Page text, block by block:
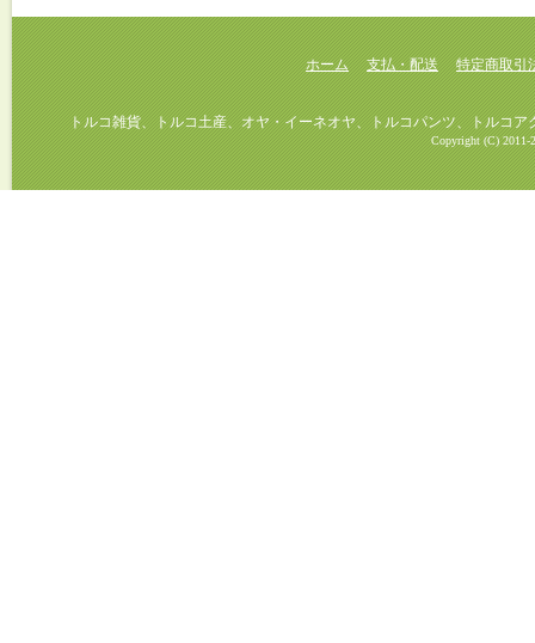
ホーム 支払・配送 特定商取引
トルコ雑貨、トルコ土産、オヤ・イーネオヤ、トルコパンツ、トルコアク
Copyright (C) 2011-